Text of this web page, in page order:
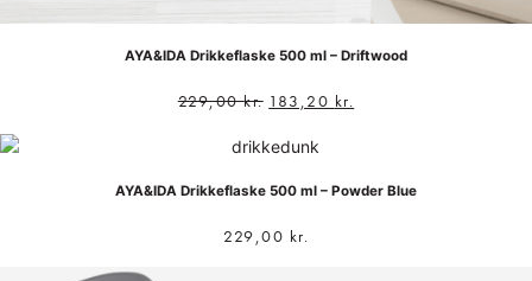
AYA&IDA Drikkeflaske 500 ml – Driftwood
229,00kr. 183,20 kr.
AYA&IDA Drikkeflaske 500 ml – Powder Blue
229,00 kr.